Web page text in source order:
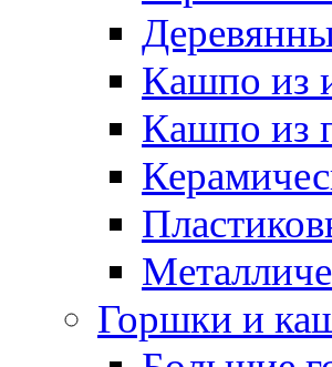
Кашпо из
Кашпо из
Горшки и